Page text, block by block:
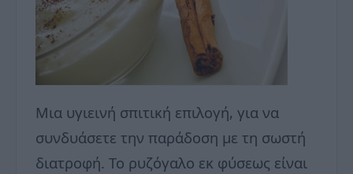
Μια υγιεινή σπιτική επιλογή, για να
συνδυάσετε την παράδοση με τη σωστή
διατροφή. Το ρυζόγαλο εκ φύσεως είναι